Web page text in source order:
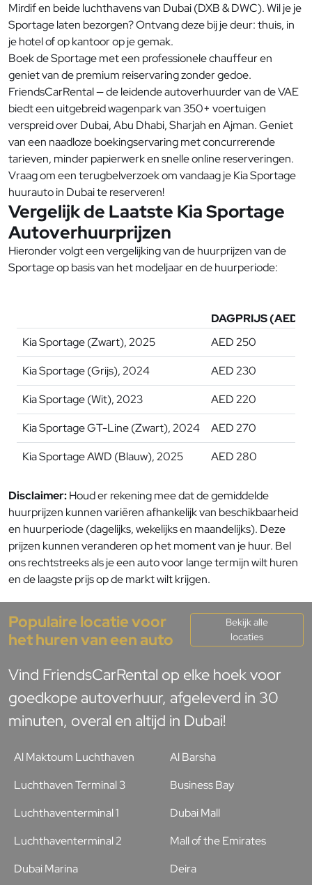
Mirdif en beide luchthavens van Dubai (DXB & DWC). Wil je je
Sportage laten bezorgen? Ontvang deze bij je deur: thuis, in
je hotel of op kantoor op je gemak.
Boek de Sportage met een professionele chauffeur en
geniet van de premium reiservaring zonder gedoe.
FriendsCarRental — de leidende autoverhuurder van de VAE
biedt een uitgebreid wagenpark van 350+ voertuigen
verspreid over Dubai, Abu Dhabi, Sharjah en Ajman. Geniet
van een naadloze boekingservaring met concurrerende
tarieven, minder papierwerk en snelle online reserveringen.
Vraag om een terugbelverzoek om vandaag je Kia Sportage
huurauto in Dubai te reserveren!
Vergelijk de Laatste Kia Sportage
Autoverhuurprijzen
Hieronder volgt een vergelijking van de huurprijzen van de
Sportage op basis van het modeljaar en de huurperiode:
DAGPRIJS (AED)
Kia Sportage (Zwart), 2025
AED 250
Kia Sportage (Grijs), 2024
AED 230
Kia Sportage (Wit), 2023
AED 220
Kia Sportage GT-Line (Zwart), 2024
AED 270
Kia Sportage AWD (Blauw), 2025
AED 280
Disclaimer:Houd er rekening mee dat de gemiddelde
huurprijzen kunnen variëren afhankelijk van beschikbaarheid
en huurperiode (dagelijks, wekelijks en maandelijks). Deze
prijzen kunnen veranderen op het moment van je huur. Bel
ons rechtstreeks als je een auto voor lange termijn wilt huren
en de laagste prijs op de markt wilt krijgen.
Populaire locatie voor
het huren van een auto
Bekijk alle
locaties
Vind FriendsCarRental op elke hoek voor
goedkope autoverhuur, afgeleverd in 30
minuten, overal en altijd in Dubai!
Al Maktoum Luchthaven
Luchthaven Terminal 3
Luchthaventerminal 1
Luchthaventerminal 2
Al Barsha
Business Bay
Dubai Mall
Mall of the Emirates
Dubai Marina
Deira